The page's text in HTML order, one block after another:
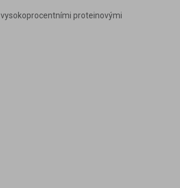
proteinovými